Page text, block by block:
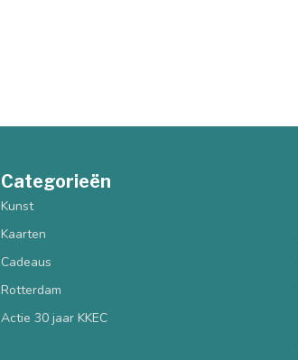
Categorieën
Kunst
Kaarten
Cadeaus
Rotterdam
Actie 30 jaar KKEC